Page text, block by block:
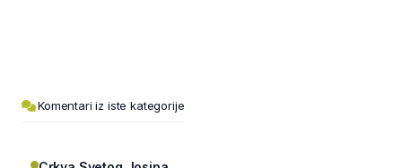
Komentari iz iste kategorije